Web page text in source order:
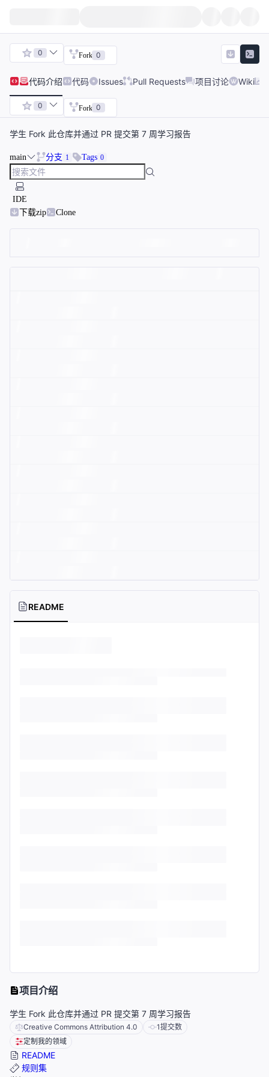
0 Fork 0
代码介绍 代码 Issues Pull Requests 项目讨论 Wiki
0 Fork 0
学生 Fork 此仓库并通过 PR 提交第 7 周学习报告
main 分支 1 Tags 0
IDE
下载zip
Clone
README
项目介绍
学生 Fork 此仓库并通过 PR 提交第 7 周学习报告
Creative Commons Attribution 4.0 1提交数
定制我的领域
README
规则集